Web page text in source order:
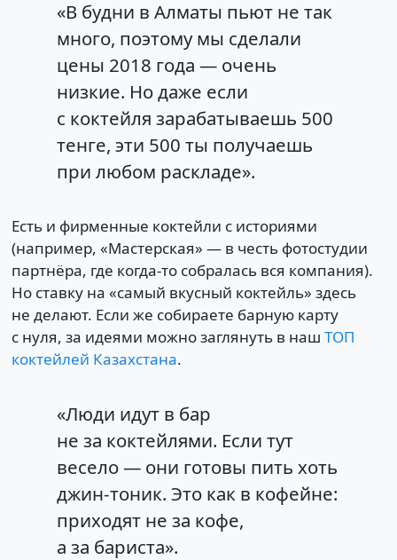
«В будни в Алматы пьют не так
много, поэтому мы сделали
цены 2018 года — очень
низкие. Но даже если
с коктейля зарабатываешь 500
тенге, эти 500 ты получаешь
при любом раскладе».
Есть и фирменные коктейли с историями
(например, «Мастерская» — в честь фотостудии
партнёра, где когда-то собралась вся компания).
Но ставку на «самый вкусный коктейль» здесь
не делают. Если же собираете барную карту
с нуля, за идеями можно заглянуть в наш ТОП
коктейлей Казахстана.
«Люди идут в бар
не за коктейлями. Если тут
весело — они готовы пить хоть
джин-тоник. Это как в кофейне:
приходят не за кофе,
а за бариста».